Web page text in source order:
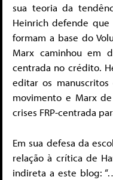
sua teoria da
Heinrich defende
formam a base do
Marx caminhou em
centrada no crédito.
editar os
movimento e Marx
crises FRP-centrada
Em sua defesa da
relação à crítica de
indireta a este blog: